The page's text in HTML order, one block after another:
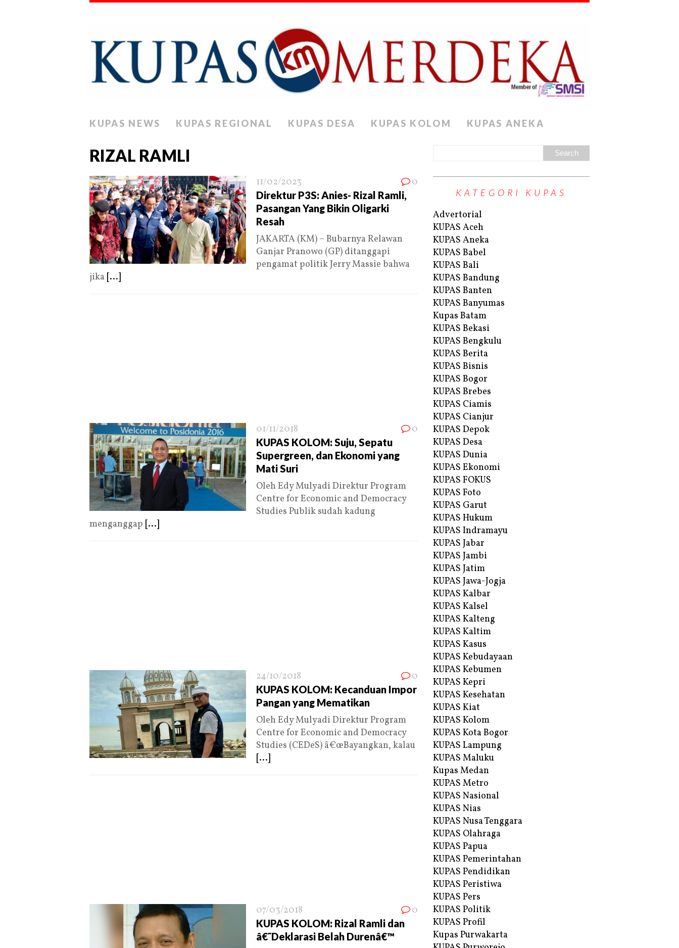
KUPAS NEWS KUPAS REGIONAL KUPAS DESA KUPAS KOLOM KUPAS ANEKA
RIZAL RAMLI
11/02/2023 0
Direktur P3S: Anies- Rizal Ramli,
Pasangan Yang Bikin Oligarki
Resah
JAKARTA (KM) – Bubarnya Relawan
Ganjar Pranowo (GP) ditanggapi
pengamat politik Jerry Massie bahwa
jika [...]
01/11/2018 0
KUPAS KOLOM: Suju, Sepatu
Supergreen, dan Ekonomi yang
Mati Suri
Oleh Edy Mulyadi Direktur Program
Centre for Economic and Democracy
Studies Publik sudah kadung
menganggap [...]
24/10/2018 0
KUPAS KOLOM: Kecanduan Impor
Pangan yang Mematikan
Oleh Edy Mulyadi Direktur Program
Centre for Economic and Democracy
Studies (CEDeS) â€œBayangkan, kalau
[...]
07/03/2018 0
KUPAS KOLOM: Rizal Ramli dan
â€˜Deklarasi Belah Durenâ€™
KATEGORI KUPAS
Advertorial
KUPAS Aceh
KUPAS Aneka
KUPAS Babel
KUPAS Bali
KUPAS Bandung
KUPAS Banten
KUPAS Banyumas
Kupas Batam
KUPAS Bekasi
KUPAS Bengkulu
KUPAS Berita
KUPAS Bisnis
KUPAS Bogor
KUPAS Brebes
KUPAS Ciamis
KUPAS Cianjur
KUPAS Depok
KUPAS Desa
KUPAS Dunia
KUPAS Ekonomi
KUPAS FOKUS
KUPAS Foto
KUPAS Garut
KUPAS Hukum
KUPAS Indramayu
KUPAS Jabar
KUPAS Jambi
KUPAS Jatim
KUPAS Jawa-Jogja
KUPAS Kalbar
KUPAS Kalsel
KUPAS Kalteng
KUPAS Kaltim
KUPAS Kasus
KUPAS Kebudayaan
KUPAS Kebumen
KUPAS Kepri
KUPAS Kesehatan
KUPAS Kiat
KUPAS Kolom
KUPAS Kota Bogor
KUPAS Lampung
KUPAS Maluku
Kupas Medan
KUPAS Metro
KUPAS Nasional
KUPAS Nias
KUPAS Nusa Tenggara
KUPAS Olahraga
KUPAS Papua
KUPAS Pemerintahan
KUPAS Pendidikan
KUPAS Peristiwa
KUPAS Pers
KUPAS Politik
KUPAS Profil
Kupas Purwakarta